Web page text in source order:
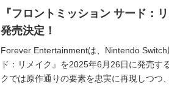
『フロントミッション サード：
発売決定！
Forever Entertainmentは、Nintendo
ド：リメイク』を2025年6月26日に発売す
クでは原作通りの要素を忠実に再現しつつ